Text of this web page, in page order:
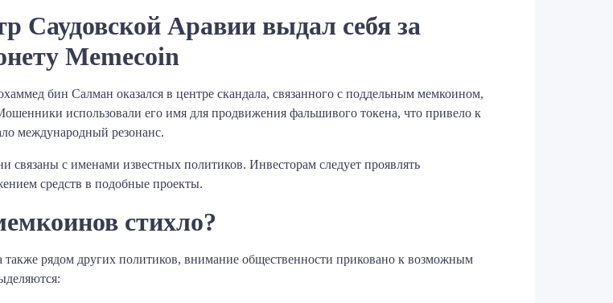
Саудовской Аравии выдал себя за
Memecoin
бин Салман оказался в центре скандала, связанного с поддельным мемкоином,
использовали его имя для продвижения фальшивого токена, что привело к
международный резонанс.​
связаны с именами известных политиков. Инвесторам следует проявлять
средств в подобные проекты.
стихло?
рядом других политиков, внимание общественности приковано к возможным